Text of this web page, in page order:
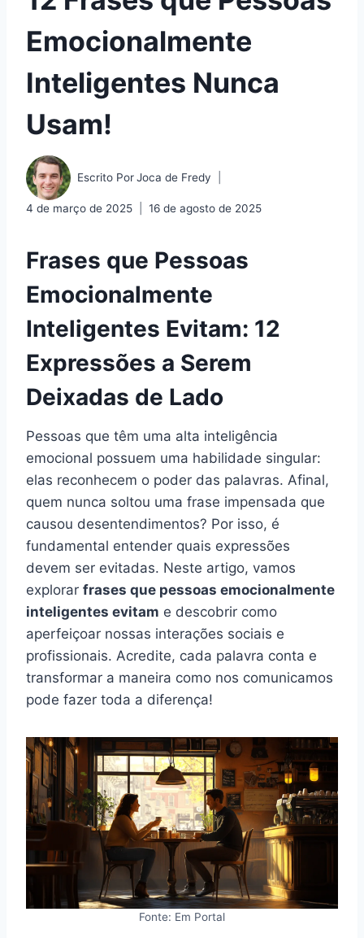
Emocionalmente
Inteligentes Nunca
Usam!
Escrito PorJoca de Fredy
4 de março de 2025 16 de agosto de 2025
Frases que Pessoas
Emocionalmente
Inteligentes Evitam: 12
Expressões a Serem
Deixadas de Lado
Pessoas que têm uma alta inteligência
emocional possuem uma habilidade singular:
elas reconhecem o poder das palavras. Afinal,
quem nunca soltou uma frase impensada que
causou desentendimentos? Por isso, é
fundamental entender quais expressões
devem ser evitadas. Neste artigo, vamos
explorar frases que pessoas emocionalmente
inteligentes evitam e descobrir como
aperfeiçoar nossas interações sociais e
profissionais. Acredite, cada palavra conta e
transformar a maneira como nos comunicamos
pode fazer toda a diferença!
Fonte: Em Portal